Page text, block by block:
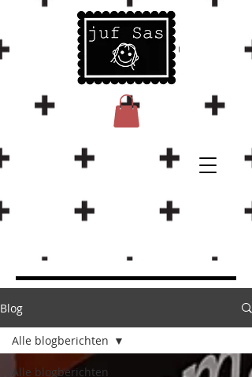
Blog
Alle blogberichten
Alle blogberichten